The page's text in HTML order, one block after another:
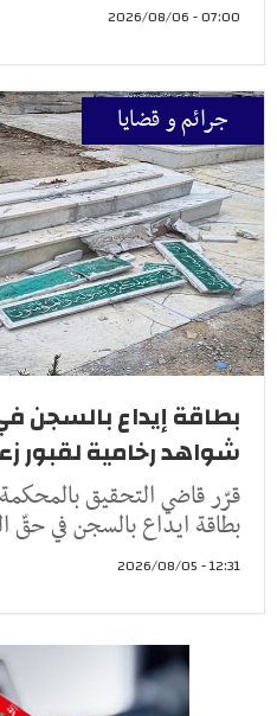
07:00 - 2026/08/06
جرائم و قضايا
بطاقة إيداع بالسجن
شواهد رخامية لقبور
قرّر قاضي التحقيق
بطاقة ايداع بالسجن في
12:31 - 2026/08/05